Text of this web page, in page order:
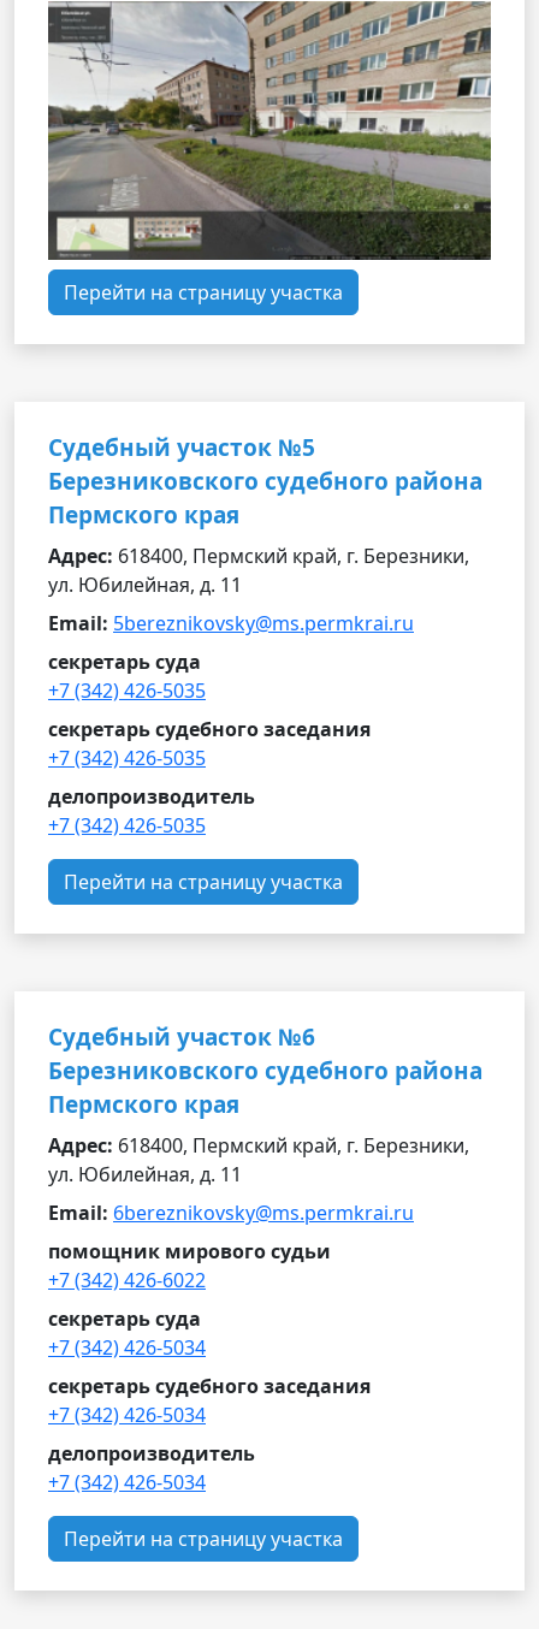
Перейти на страницу участка
Судебный участок №5
Березниковского судебного района
Пермского края
Адрес: 618400, Пермский край, г. Березники,
ул. Юбилейная, д. 11
Email: 5bereznikovsky@ms.permkrai.ru
секретарь суда
+7 (342) 426-5035
секретарь судебного заседания
+7 (342) 426-5035
делопроизводитель
+7 (342) 426-5035
Перейти на страницу участка
Судебный участок №6
Березниковского судебного района
Пермского края
Адрес: 618400, Пермский край, г. Березники,
ул. Юбилейная, д. 11
Email: 6bereznikovsky@ms.permkrai.ru
помощник мирового судьи
+7 (342) 426-6022
секретарь суда
+7 (342) 426-5034
секретарь судебного заседания
+7 (342) 426-5034
делопроизводитель
+7 (342) 426-5034
Перейти на страницу участка